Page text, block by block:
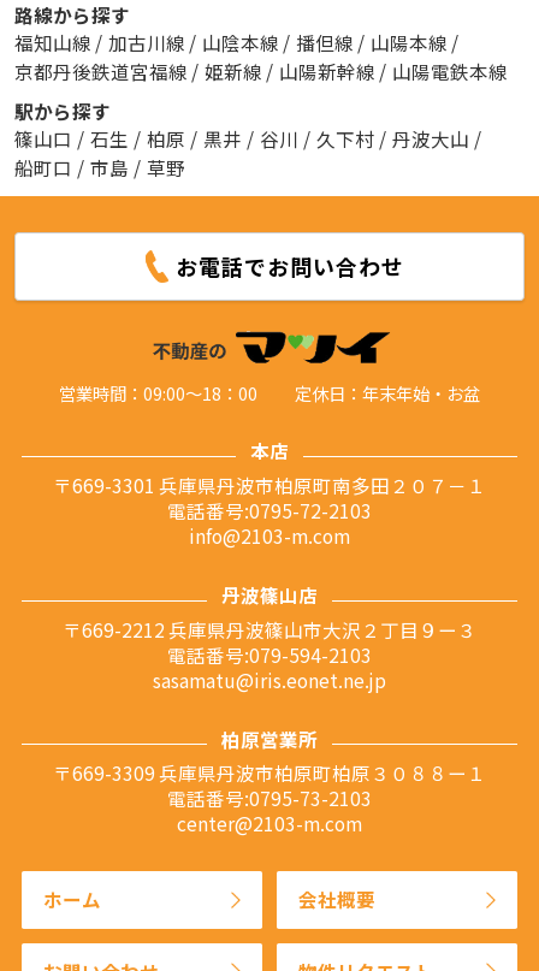
路線から探す
福知山線 / 加古川線 / 山陰本線 / 播但線 / 山陽本線 /
京都丹後鉄道宮福線 / 姫新線 / 山陽新幹線 / 山陽電鉄本線
駅から探す
篠山口 / 石生 / 柏原 / 黒井 / 谷川 / 久下村 / 丹波大山 /
船町口 / 市島 / 草野
お電話でお問い合わせ
営業時間：09:00～18：00 定休日：年末年始・お盆
本店
〒669-3301 兵庫県丹波市柏原町南多田２０７－１
電話番号:0795-72-2103
info@2103-m.com
丹波篠山店
〒669-2212 兵庫県丹波篠山市大沢２丁目９ー３
電話番号:079-594-2103
sasamatu@iris.eonet.ne.jp
柏原営業所
〒669-3309 兵庫県丹波市柏原町柏原３０８８ー１
電話番号:0795-73-2103
center@2103-m.com
ホーム 会社概要